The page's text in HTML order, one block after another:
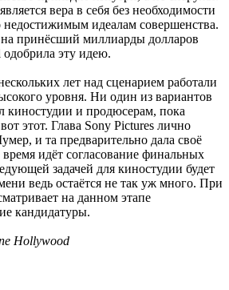
вера в себя без необходимости
недостижимым идеалам совершенства.
принёсший миллиарды долларов
эту идею.
лет над сценарием работали
уровня. Ни один из вариантов
киностудии и продюсерам, пока
этот. Глава Sony Pictures лично
и та предварительно дала своё
идёт согласование финальных
задачей для киностудии будет
ведь остаётся не так уж много. При
на данном этапе
кандидатуры.
Hollywood